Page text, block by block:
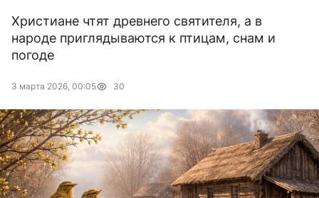
Христиане чтят древнего святителя, а в
народе приглядываются к птицам, снам и
погоде
3 марта 2026, 00:05 30